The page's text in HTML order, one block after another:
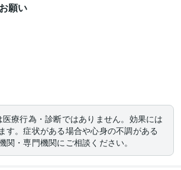
願い
療行為・診断ではありません。効果には
す。症状がある場合や心身の不調がある
関・専門機関にご相談ください。